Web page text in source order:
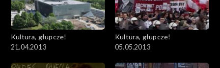
Kultura, głupcze!
21.04.2013
Kultura, głupcze!
05.05.2013